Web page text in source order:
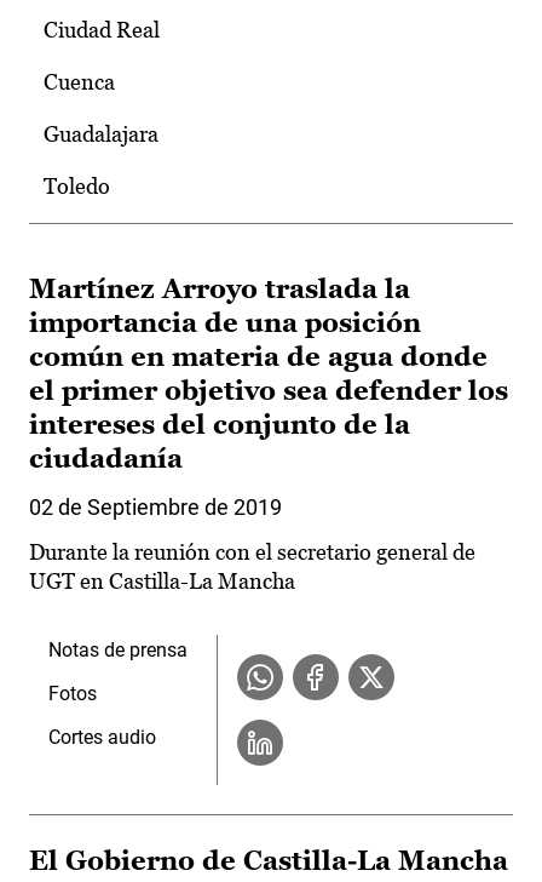
Ciudad Real
Cuenca
Guadalajara
Toledo
Martínez Arroyo traslada la
importancia de una posición
común en materia de agua donde
el primer objetivo sea defender los
intereses del conjunto de la
ciudadanía
02 de Septiembre de 2019
Durante la reunión con el secretario general de
UGT en Castilla-La Mancha
Notas de prensa
Fotos
Cortes audio
El Gobierno de Castilla-La Mancha